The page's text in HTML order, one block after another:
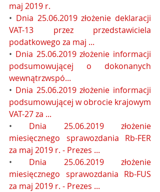
maj 2019 r.
• Dnia 25.06.2019 złożenie deklaracji
VAT-13 przez przedstawiciela
podatkowego za maj ...
• Dnia 25.06.2019 złożenie informacji
podsumowującej o dokonanych
wewnątrzwspó...
• Dnia 25.06.2019 złożenie informacji
podsumowującej w obrocie krajowym
VAT-27 za ...
• Dnia 25.06.2019 złożenie
miesięcznego sprawozdania Rb-FER
za maj 2019 r. - Prezes ...
• Dnia 25.06.2019 złożenie
miesięcznego sprawozdania Rb-FUS
za maj 2019 r. - Prezes ...